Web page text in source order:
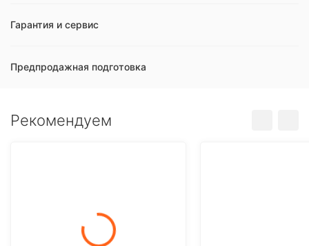
Гарантия и сервис
Предпродажная подготовка
Рекомендуем